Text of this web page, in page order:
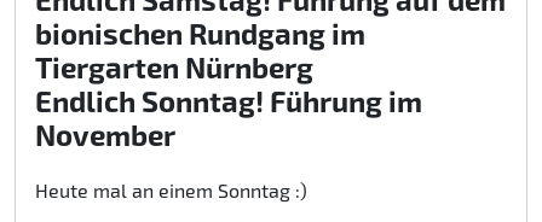
bionischen Rundgang im
Tiergarten Nürnberg
Endlich Sonntag! Führung im
November
Heute mal an einem Sonntag :)